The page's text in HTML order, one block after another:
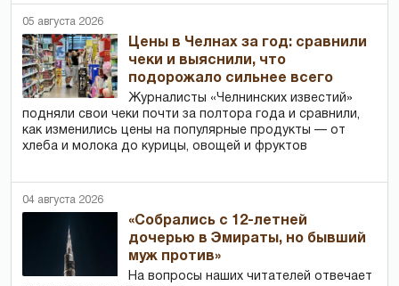
05 августа 2026
Цены в Челнах за год: сравнили
чеки и выяснили, что
подорожало сильнее всего
Журналисты «Челнинских известий»
подняли свои чеки почти за полтора года и сравнили,
как изменились цены на популярные продукты — от
хлеба и молока до курицы, овощей и фруктов
04 августа 2026
«Собрались с 12-летней
дочерью в Эмираты, но бывший
муж против»
На вопросы наших читателей отвечает